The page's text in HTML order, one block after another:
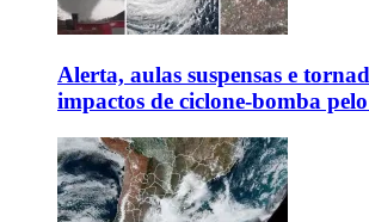
Alerta, aulas suspensas e
impactos de ciclone-bomba